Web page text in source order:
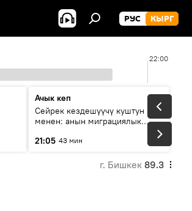
РУС КЫРГ
22:00
Ачык кеп
Сейрек кездешүүчү куштун изи
менен: анын миграциялык
21:05 43 мин
г. Бишкек 89.3